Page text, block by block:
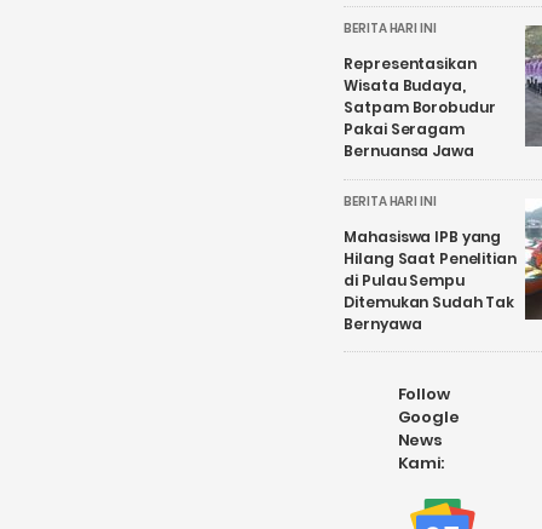
BERITA HARI INI
Representasikan
Wisata Budaya,
Satpam Borobudur
Pakai Seragam
Bernuansa Jawa
BERITA HARI INI
Mahasiswa IPB yang
Hilang Saat Penelitian
di Pulau Sempu
Ditemukan Sudah Tak
Bernyawa
Follow
Google
News
Kami: